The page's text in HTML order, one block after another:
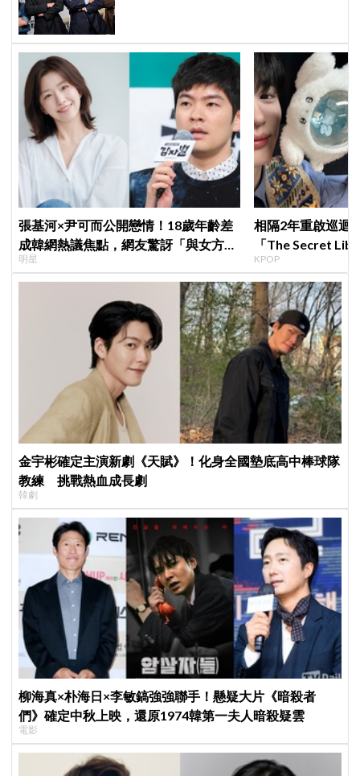
張基河×尹可而公開戀情！18歲年齡差
成韓網熱議焦點，網友驚訝「與女方媽
媽僅差5歲」
明星
相隔2年重啟巡迴
「The Secret
束，見粉絲四葉
KPOP
金宇彬確定主演新劇《天賦》！化身全國墊底高中棒球隊
教練 挑戰熱血成長劇
韓劇
柳海真×朴海日×李敏鎬強強聯手！懸疑大片《暗殺者
們》確定中秋上映，還原1974韓第一夫人暗殺疑雲
電影